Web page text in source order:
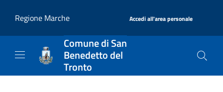
Regione Marche
Accedi all'area personale
Comune di San
Benedetto del
Tronto